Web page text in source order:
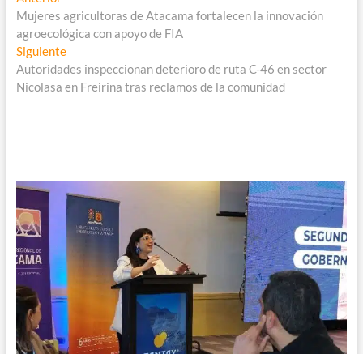
de
entradas
anterior:
Mujeres agricultoras de Atacama fortalecen la innovación
agroecológica con apoyo de FIA
SiguienteEntrada
siguiente:
Autoridades inspeccionan deterioro de ruta C-46 en sector
Nicolasa en Freirina tras reclamos de la comunidad